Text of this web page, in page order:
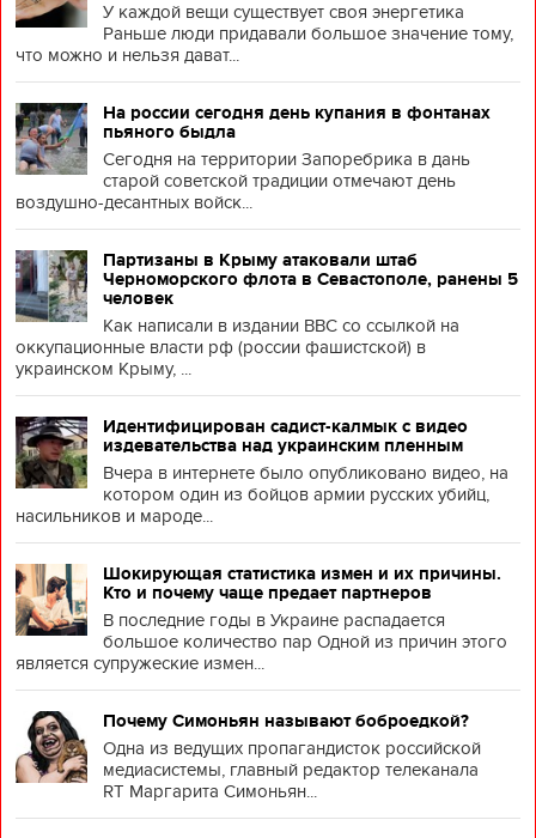
У каждой вещи существует своя энергетика
Раньше люди придавали большое значение тому,
что можно и нельзя дават...
На россии сегодня день купания в фонтанах
пьяного быдла
Сегодня на территории Запоребрика в дань
старой советской традиции отмечают день
воздушно-десантных войск...
Партизаны в Крыму атаковали штаб
Черноморского флота в Севастополе, ранены 5
человек
Как написали в издании BBC со ссылкой на
оккупационные власти рф (россии фашистской) в
украинском Крыму, ...
Идентифицирован садист-калмык с видео
издевательства над украинским пленным
Вчера в интернете было опубликовано видео, на
котором один из бойцов армии русских убийц,
насильников и мароде...
Шокирующая статистика измен и их причины.
Кто и почему чаще предает партнеров
В последние годы в Украине распадается
большое количество пар Одной из причин этого
является супружеские измен...
Почему Симоньян называют боброедкой?
Одна из ведущих пропагандисток российской
медиасистемы, главный редактор телеканала
RT Маргарита Симоньян...